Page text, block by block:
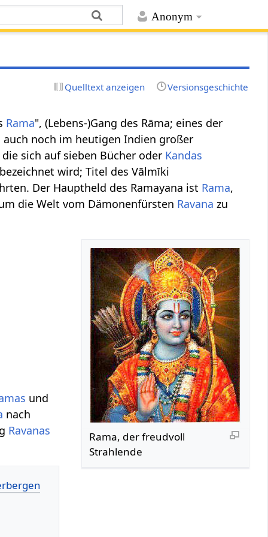
Anonym
Quelltext anzeigen Versionsgeschichte
Rama", (Lebens-)Gang des Rāma; eines der
auch noch im heutigen Indien großer
die sich auf sieben Bücher oder Kandas
wird; Titel des Vālmīki
Der Hauptheld des Ramayana ist Rama,
die Welt vom Dämonenfürsten Ravana zu
Rama, der freudvoll
Strahlende
und
nach
Ravanas